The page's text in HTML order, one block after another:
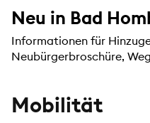
Neu in Bad
Informationen für
Neubürgerbroschüre,
Mobilität